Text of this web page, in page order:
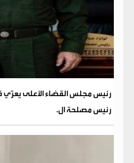
رئيس مجلس القضاء الأعلى يعزّي
رئيس مصلحة ال.